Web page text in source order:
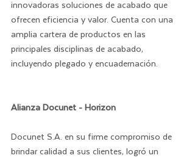
innovadoras soluciones de acabado que
ofrecen eficiencia y valor. Cuenta con una
amplia cartera de productos en las
principales disciplinas de acabado,
incluyendo plegado y encuadernación.
Alianza Docunet - Horizon
Docunet S.A. en su firme compromiso de
brindar calidad a sus clientes, logró un